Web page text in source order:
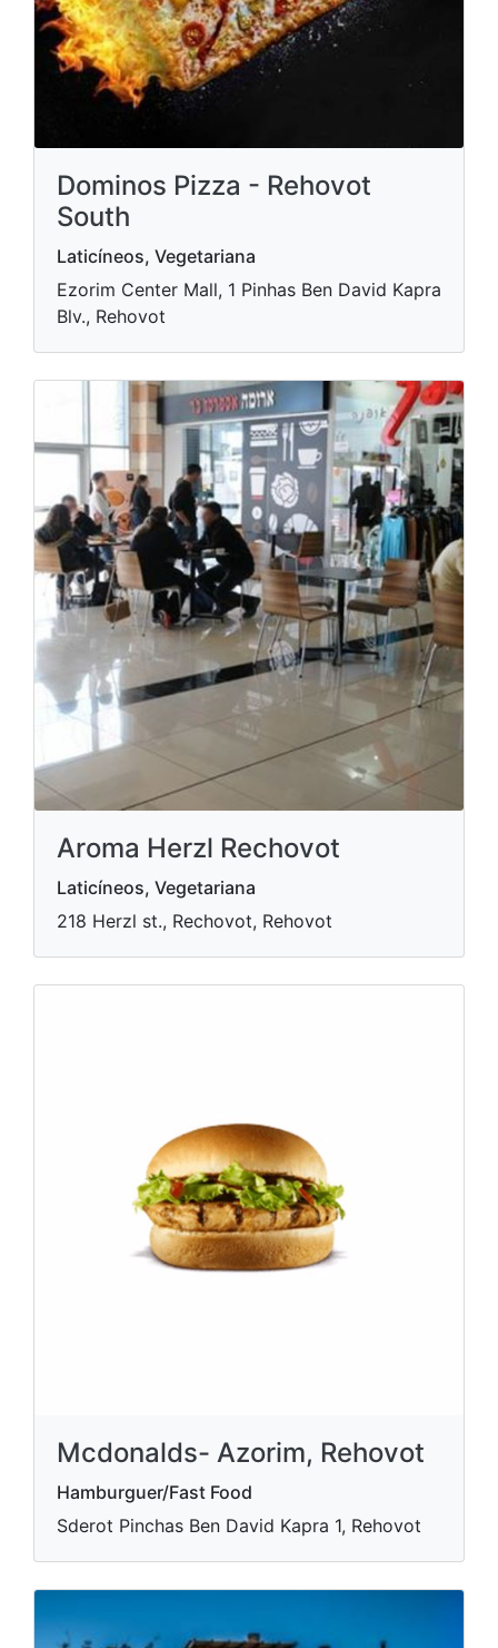
Dominos Pizza - Rehovot
South
Laticíneos, Vegetariana
Ezorim Center Mall, 1 Pinhas Ben David Kapra
Blv., Rehovot
Aroma Herzl Rechovot
Laticíneos, Vegetariana
218 Herzl st., Rechovot, Rehovot
Mcdonalds- Azorim, Rehovot
Hamburguer/Fast Food
Sderot Pinchas Ben David Kapra 1, Rehovot